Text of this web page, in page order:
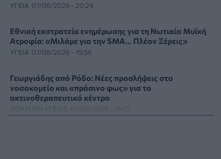
ΥΓΕΊΑ 07/08/2026 - 20:24
Εθνική εκστρατεία ενημέρωσης για τη Νωτιαία Μυϊκή
Ατροφία: «Μιλάμε για την SMA… Πλέον Ξέρεις»
ΥΓΕΊΑ 07/08/2026 - 19:56
Γεωργιάδης από Ρόδο: Νέες προσλήψεις στο
νοσοκομείο και «πράσινο φως» για το
ακτινοθεραπευτικό κέντρο
ΠΟΛΙΤΙΚΉ ΥΓΕΊΑΣ 07/08/2026 - 19:12